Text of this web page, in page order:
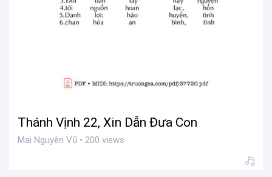
Thánh Vịnh 22, Xin Dẫn Đưa Con
Mai Nguyên Vũ • 200 views